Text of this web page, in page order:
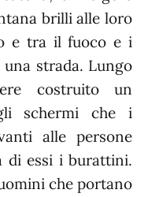
brilli alle loro
e tra il fuoco e i
strada. Lungo
costruito un
schermi che i
alle persone
di essi i burattini.
che portano